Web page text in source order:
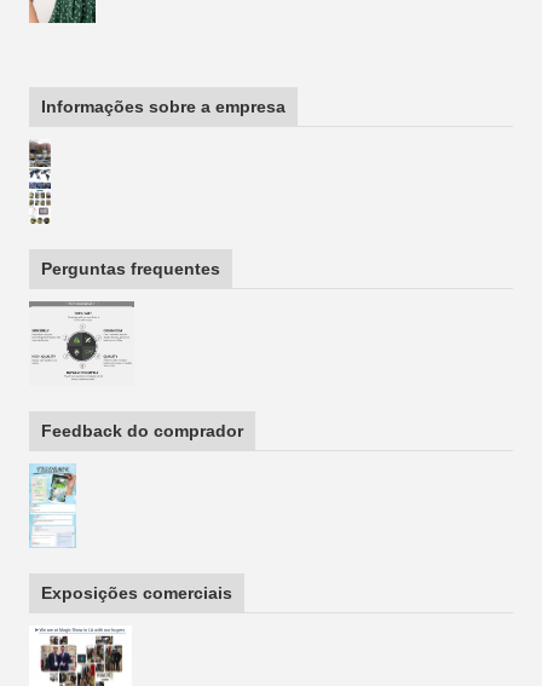
Informações sobre a empresa
Perguntas frequentes
Feedback do comprador
Exposições comerciais